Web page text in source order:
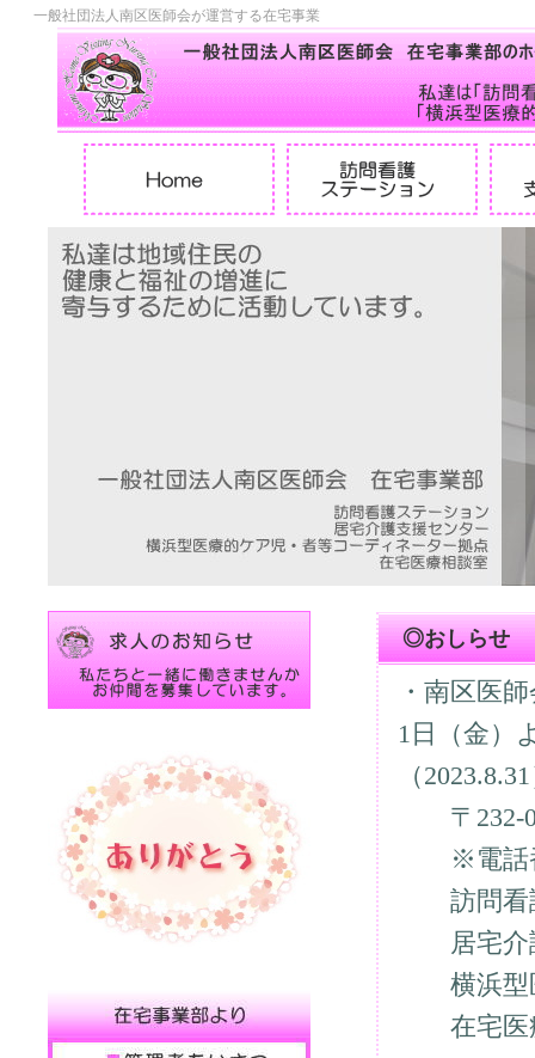
一般社団法人南区医師会が運営する在宅事業
◎おしらせ
・南区医
1日（金）
（
〒232-
※電話番
訪問看
居宅介
横浜型医
在宅医